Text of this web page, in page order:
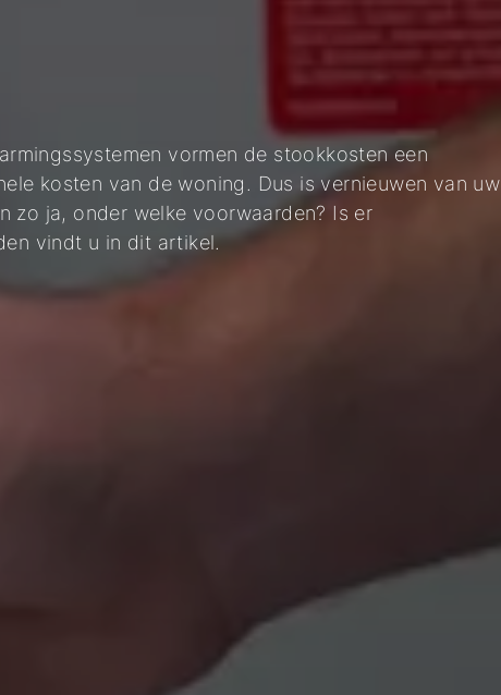
vormen de stookkosten een
kosten van de woning. Dus is vernieuwen van uw
zo ja, onder welke voorwaarden? Is er
vindt u in dit artikel.